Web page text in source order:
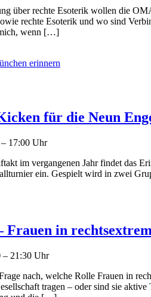
über rechte Esoterik wollen die
rechte Esoterik und wo sind
wenn […]
für die Neun
17:00 Uhr
im vergangenen Jahr findet das
ein. Gespielt wird in zwei
Frauen in
– 21:30 Uhr
nach, welche Rolle Frauen in
tragen – oder sind sie